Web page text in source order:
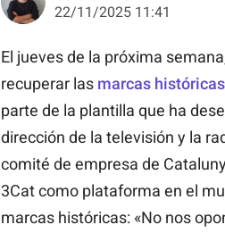
22/11/2025 11:41
El jueves de la próxima
recuperar las marcas históricas
parte de la plantilla que ha
dirección de la televisión y la
comité de empresa de
3Cat como plataforma en el
marcas históricas: «No nos